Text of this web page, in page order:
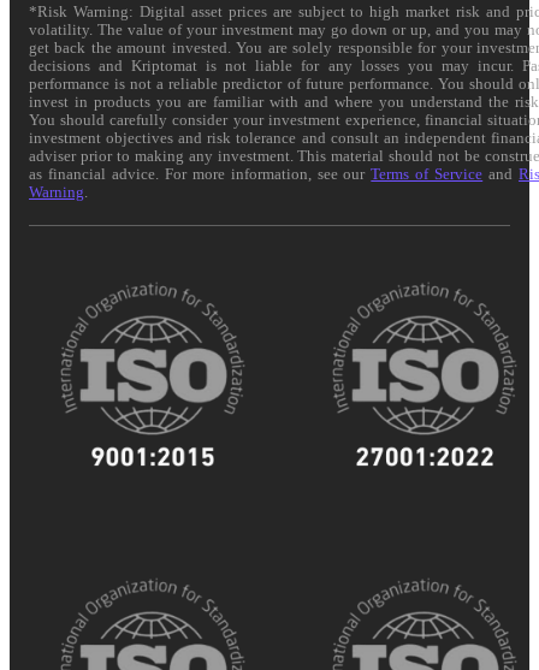
*Risk Warning: Digital asset prices are subject to high market risk and
volatility. The value of your investment may go down or up, and you may
get back the amount invested. You are solely responsible for your
decisions and Kriptomat is not liable for any losses you may incur.
performance is not a reliable predictor of future performance. You should
invest in products you are familiar with and where you understand the
You should carefully consider your investment experience, financial
investment objectives and risk tolerance and consult an independent
adviser prior to making any investment. This material should not be
as financial advice. For more information, see ourTerms of Service and
Warning